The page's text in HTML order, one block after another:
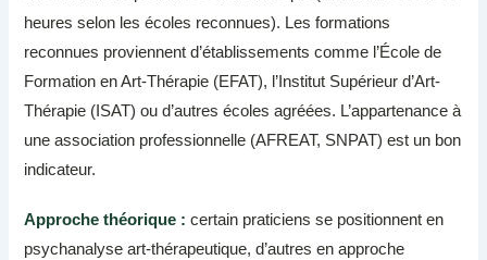
heures selon les écoles reconnues). Les formations
reconnues proviennent d’établissements comme l’École de
Formation en Art-Thérapie (EFAT), l’Institut Supérieur d’Art-
Thérapie (ISAT) ou d’autres écoles agréées. L’appartenance à
une association professionnelle (AFREAT, SNPAT) est un bon
indicateur.
Approche théorique : certain praticiens se positionnent en
psychanalyse art-thérapeutique, d’autres en approche